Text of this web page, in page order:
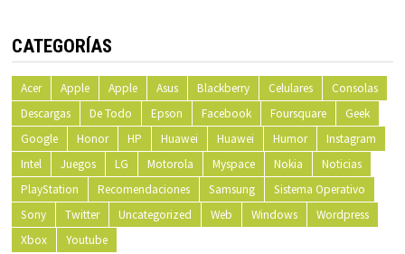
CATEGORÍAS
Acer Apple Apple Asus Blackberry Celulares
Consolas
Descargas
De Todo Epson Facebook Foursquare
Geek
Google
Honor HP Huawei Huawei Humor
Instagram
Intel
Juegos LG Motorola Myspace Nokia
Noticias
PlayStation
Recomendaciones Samsung
Sistema Operativo
Sony
Twitter Uncategorized Web Windows
Wordpress
Xbox
Youtube